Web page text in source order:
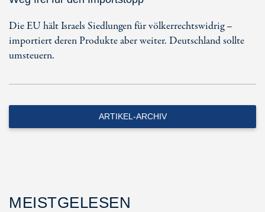
Die EU hält Israels Siedlungen für völkerrechtswidrig –
importiert deren Produkte aber weiter. Deutschland sollte
umsteuern.
ARTIKEL-ARCHIV
MEISTGELESEN